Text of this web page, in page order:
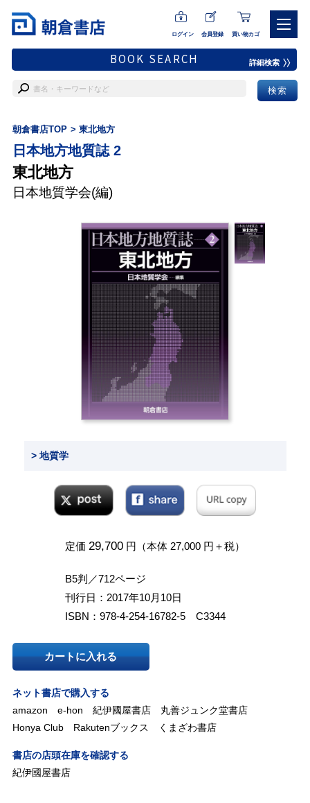
ログイン 会員登録 買い物カゴ
BOOK SEARCH 詳細検索
朝倉書店TOP 東北地方
日本地方地質誌 2
東北地方
日本地質学会(編)
> 地質学
定価 29,700 円（本体 27,000 円＋税）
B5判／712ページ
刊行日：2017年10月10日
ISBN：978-4-254-16782-5 C3344
カートに入れる
ネット書店で購入する
amazon
e-hon 紀伊國屋書店
丸善ジュンク堂書店
Honya Club
Rakutenブックス くまざわ書店
書店の店頭在庫を確認する
紀伊國屋書店